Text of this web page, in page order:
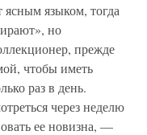
ясным языком, тогда
но
прежде
чтобы иметь
раз в день.
через неделю
ее новизна, —